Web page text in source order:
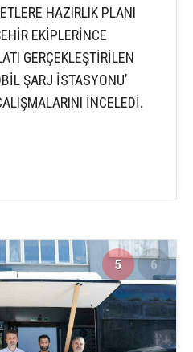
HAZIRLIK PLANI
EKİPLERİNCE
GERÇEKLEŞTİRİLEN
ŞARJ İSTASYONU’
İNCELEDİ.
5 6